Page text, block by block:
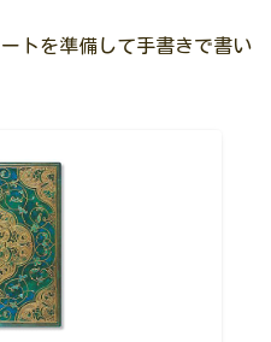
トを準備して手書きで書い